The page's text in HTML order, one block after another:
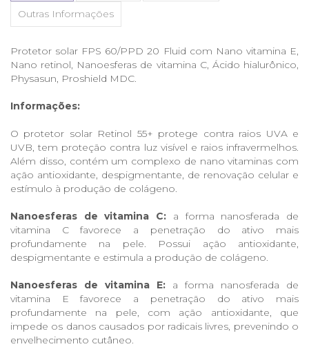
Outras Informações
Protetor solar FPS 60/PPD 20 Fluid com Nano vitamina E,
Nano retinol, Nanoesferas de vitamina C, Ácido hialurônico,
Physasun, Proshield MDC.
Informações:
O protetor solar Retinol 55+ protege contra raios UVA e
UVB, tem proteção contra luz visível e raios infravermelhos.
Além disso, contém um complexo de nano vitaminas com
ação antioxidante, despigmentante, de renovação celular e
estímulo à produção de colágeno.
Nanoesferas de vitamina C: a forma nanosferada de
vitamina C favorece a penetração do ativo mais
profundamente na pele. Possui ação antioxidante,
despigmentante e estimula a produção de colágeno.
Nanoesferas de vitamina E: a forma nanosferada de
vitamina E favorece a penetração do ativo mais
profundamente na pele, com ação antioxidante, que
impede os danos causados por radicais livres, prevenindo o
envelhecimento cutâneo.